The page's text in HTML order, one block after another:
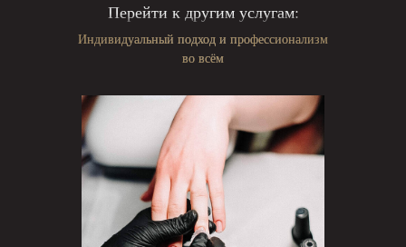
Индивидуальный подход и профессионализм
во всём
Перейти к другим услугам: